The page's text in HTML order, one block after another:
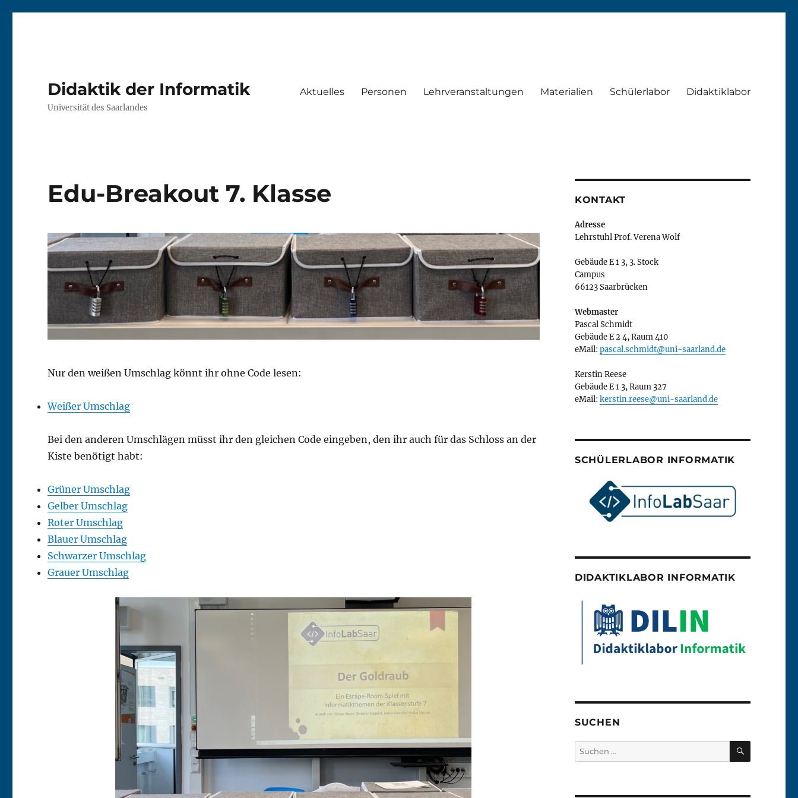
Didaktik der Informatik
Universität des Saarlandes
Aktuelles Personen Lehrveranstaltungen Materialien Schülerlabor Didaktiklabor
Edu-Breakout 7. Klasse
Nur den weißen Umschlag könnt ihr ohne Code lesen:
Weißer Umschlag
Bei den anderen Umschlägen müsst ihr den gleichen Code eingeben, den ihr auch für das Schloss an der
Kiste benötigt habt:
Grüner Umschlag
Gelber Umschlag
Roter Umschlag
Blauer Umschlag
Schwarzer Umschlag
Grauer Umschlag
KONTAKT
Adresse
Lehrstuhl Prof. Verena Wolf
Gebäude E 1 3, 3. Stock
Campus
66123 Saarbrücken
Webmaster
Pascal Schmidt
Gebäude E 2 4, Raum 410
eMail: pascal.schmidt@uni-saarland.de
Kerstin Reese
Gebäude E 1 3, Raum 327
eMail: kerstin.reese@uni-saarland.de
SCHÜLERLABOR INFORMATIK
DIDAKTIKLABOR INFORMATIK
SUCHEN
Suchen
nach:
SUCHEN